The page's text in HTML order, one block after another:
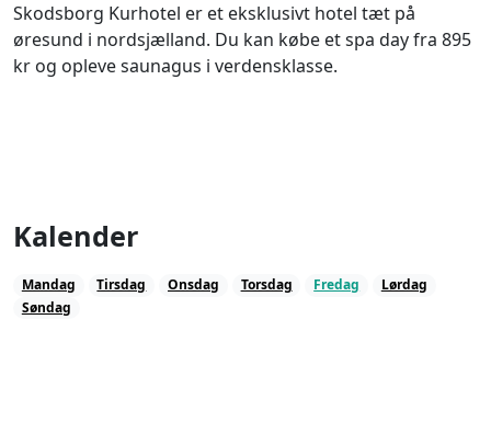
Skodsborg Kurhotel er et eksklusivt hotel tæt på
øresund i nordsjælland. Du kan købe et spa day fra 895
kr og opleve saunagus i verdensklasse.
Kalender
Mandag Tirsdag Onsdag Torsdag Fredag
Lørdag
Søndag